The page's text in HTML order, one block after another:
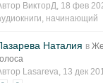
ВикторД, 18 фев
, начинающий
Наталия в
Lasareva, 13 дек